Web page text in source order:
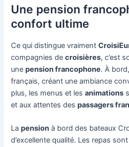
Une pension
confort ultime
Ce qui distingue vraiment
compagnies decroisières, c’est
unepension francophone. À
français, créant une ambiance
plus, les menus et lesanimations
et aux attentes despassagers
Lapension à bord des bateaux
d’excellente qualité. Les repas